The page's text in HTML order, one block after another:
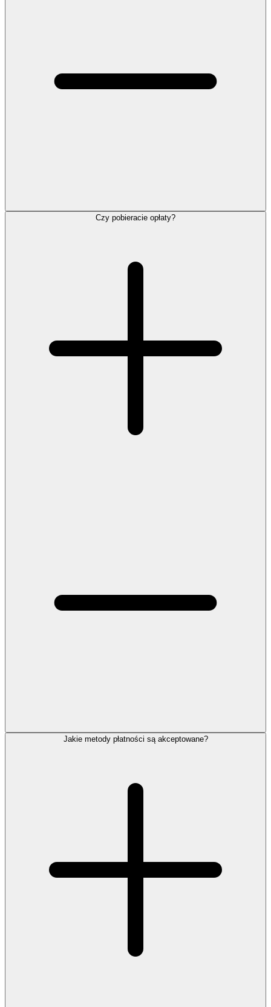
Czy pobieracie opłaty?
Jakie metody płatności są akceptowane?